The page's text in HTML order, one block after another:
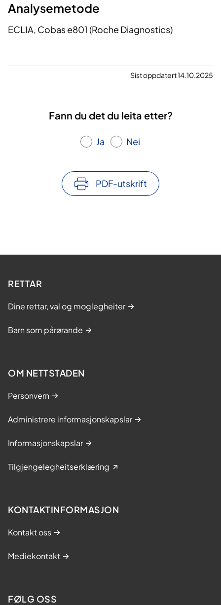
Analysemetode
ECLIA, Cobas e801 (Roche Diagnostics)
Sist oppdatert 14.10.2025
Fann du det du leita etter?
Ja Nei
PDF-utskrift
RETTAR
Dine rettar, val og moglegheiter
Barn som pårørande
OM NETTSTADEN
Personvern
Administrere informasjonskapslar
Informasjonskapslar
Tilgjengelegheitserklæring
KONTAKTINFORMASJON
Kontakt oss
Mediekontakt
FØLG OSS